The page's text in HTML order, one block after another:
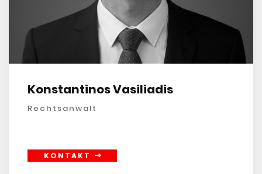
Konstantinos Vasiliadis
Rechtsanwalt
KONTAKT